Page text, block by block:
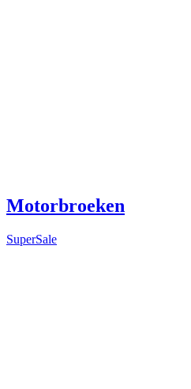
Motorbroeken
SuperSale